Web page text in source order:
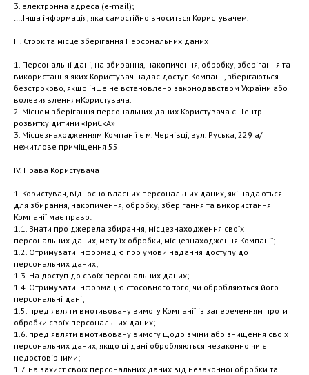
3. електронна адреса (e-mail);
….Інша інформація, яка самостійно вноситься Користувачем.
ІІІ. Строк та місце зберігання Персональних даних
1. Персональні дані, на збирання, накопичення, обробку, зберігання та
використання яких Користувач надає доступ Компанії, зберігаються
безстроково, якщо інше не встановлено законодавством України або
волевиявленнямКористувача.
2. Місцем зберігання персональних даних Користувача є Центр
розвитку дитини «ІриСкА»
3. Місцезнаходженням Компанії є м. Чернівці, вул. Руська, 229 а/
нежитлове приміщення 55
IV. Права Користувача
1. Користувач, відносно власних персональних даних, які надаються
для збирання, накопичення, обробку, зберігання та використання
Компанії має право:
1.1. Знати про джерела збирання, місцезнаходження своїх
персональних даних, мету їх обробки, місцезнаходження Компанії;
1.2. Отримувати інформацію про умови надання доступу до
персональних даних;
1.3. На доступ до своїх персональних даних;
1.4. Отримувати інформацію стосовного того, чи обробляються його
персональні дані;
1.5. пред'являти вмотивовану вимогу Компанії із запереченням проти
обробки своїх персональних даних;
1.6. пред'являти вмотивовану вимогу щодо зміни або знищення своїх
персональних даних, якщо ці дані обробляються незаконно чи є
недостовірними;
1.7. на захист своїх персональних даних від незаконної обробки та